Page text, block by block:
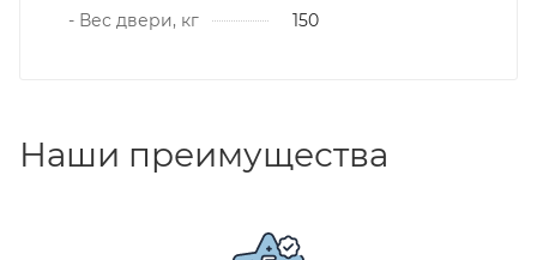
- Вес двери, кг
150
Наши преимущества